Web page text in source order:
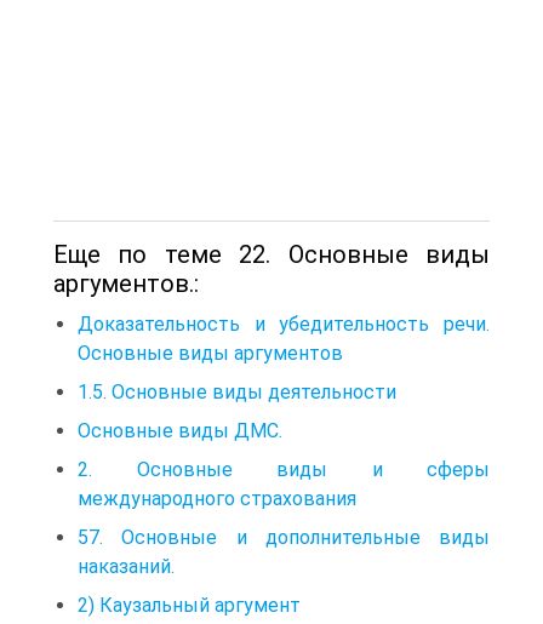
Еще по теме 22. Основные виды
аргументов.:
Доказательность и убедительность речи.
Основные виды аргументов
1.5. Основные виды деятельности
Основные виды ДМС.
2. Основные виды и сферы
международного страхования
57. Основные и дополнительные виды
наказаний.
2) Каузальный аргумент